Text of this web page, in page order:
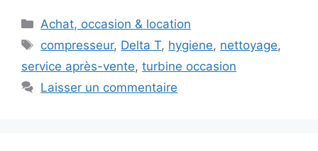
Catégories
Achat, occasion & location
Étiquettes
compresseur, Delta T, hygiene, nettoyage,
service après-vente, turbine occasion
Laisser un commentaire